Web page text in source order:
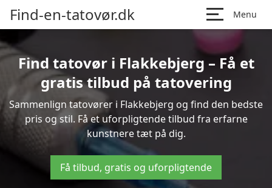
Find-en-tatovør.dk Menu
Find tatovør i Flakkebjerg – Få et
gratis tilbud på tatovering
Sammenlign tatovører i Flakkebjerg og find den bedste
pris og stil. Få et uforpligtende tilbud fra erfarne
kunstnere tæt på dig.
Få tilbud, gratis og uforpligtende